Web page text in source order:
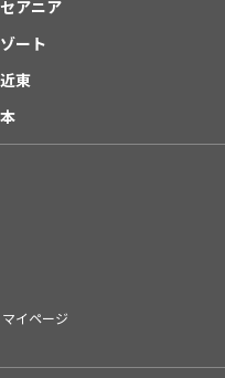
アニア
ート
東
マイページ